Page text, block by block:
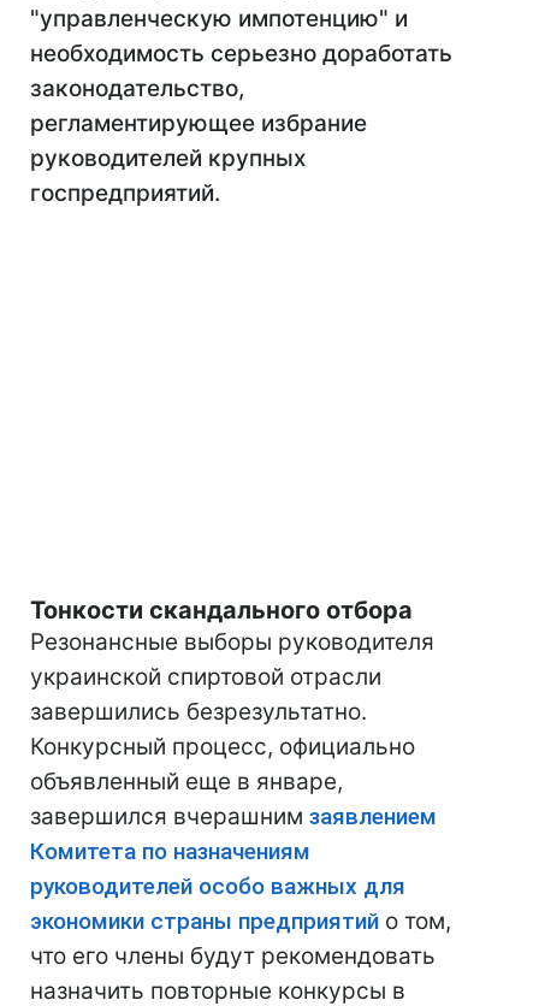
"управленческую импотенцию" и
необходимость серьезно доработать
законодательство,
регламентирующее избрание
руководителей крупных
госпредприятий.
Тонкости скандального отбора
Резонансные выборы руководителя
украинской спиртовой отрасли
завершились безрезультатно.
Конкурсный процесс, официально
объявленный еще в январе,
завершился вчерашним заявлением
Комитета по назначениям
руководителей особо важных для
экономики страны предприятий о том,
что его члены будут рекомендовать
назначить повторные конкурсы в